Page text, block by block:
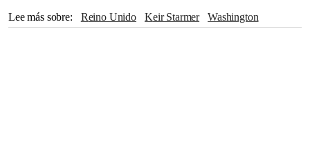
Lee más sobre
Reino Unido Keir Starmer Washington